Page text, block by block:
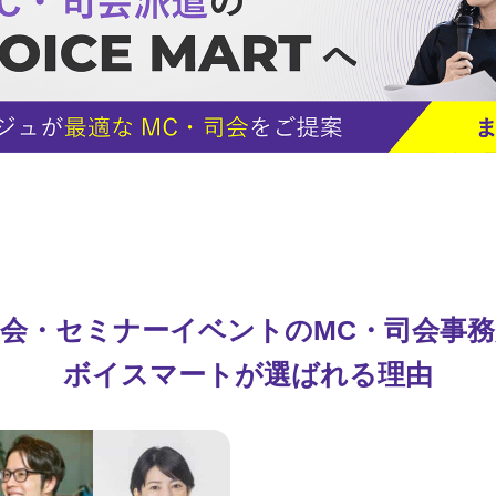
・セミナーイベントのMC・司会事
ボイスマートが選ばれる理由